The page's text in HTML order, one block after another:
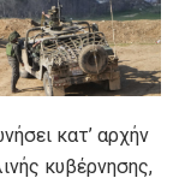
κατ’ αρχήν
κυβέρνησης,